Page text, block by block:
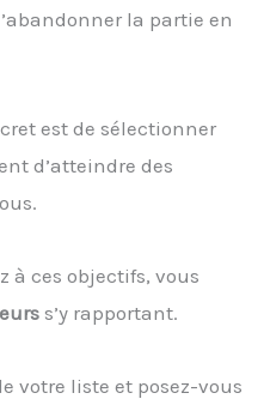
la partie en
est de sélectionner
d’atteindre des
à ces objectifs, vous
s’y rapportant.
votre liste et posez-vous